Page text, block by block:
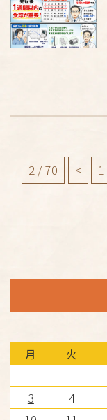
2 / 70 < 1
月 火
3
4